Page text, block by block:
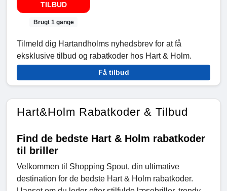
TILBUD
Brugt 1 gange
Tilmeld dig Hartandholms nyhedsbrev for at få
eksklusive tilbud og rabatkoder hos Hart & Holm.
Få tilbud
Hart&Holm Rabatkoder & Tilbud
Find de bedste Hart & Holm rabatkoder
til briller
Velkommen til Shopping Spout, din ultimative
destination for de bedste Hart & Holm rabatkoder.